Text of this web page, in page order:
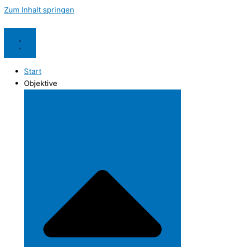
Zum Inhalt springen
Start
Objektive